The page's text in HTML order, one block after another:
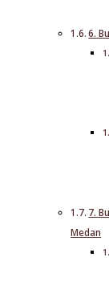
6.
7.
Medan